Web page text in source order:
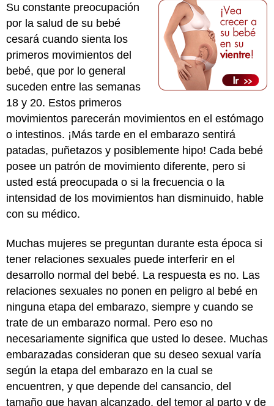
Su constante preocupación
por la salud de su bebé
cesará cuando sienta los
primeros movimientos del
bebé, que por lo general
suceden entre las semanas
18 y 20. Estos primeros
movimientos parecerán movimientos en el estómago
o intestinos. ¡Más tarde en el embarazo sentirá
patadas, puñetazos y posiblemente hipo! Cada bebé
posee un patrón de movimiento diferente, pero si
usted está preocupada o si la frecuencia o la
intensidad de los movimientos han disminuido, hable
con su médico.
Muchas mujeres se preguntan durante esta época si
tener relaciones sexuales puede interferir en el
desarrollo normal del bebé. La respuesta es no. Las
relaciones sexuales no ponen en peligro al bebé en
ninguna etapa del embarazo, siempre y cuando se
trate de un embarazo normal. Pero eso no
necesariamente significa que usted lo desee. Muchas
embarazadas consideran que su deseo sexual varía
según la etapa del embarazo en la cual se
encuentren, y que depende del cansancio, del
tamaño que hayan alcanzado, del temor al parto y de